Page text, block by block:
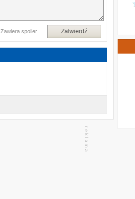
Zatwierdź
Zawiera spoiler